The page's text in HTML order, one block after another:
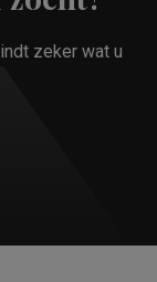
zeker wat u